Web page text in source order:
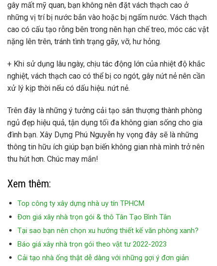
gây mất mỹ quan, bạn không nên đặt vách thạch cao ở
những vị trí bị nước bắn vào hoặc bị ngấm nước. Vách thạch
cao có cấu tạo rỗng bên trong nên hạn chế treo, móc các vật
nặng lên trên, tránh tình trạng gãy, vỡ, hư hỏng.
+ Khi sử dụng lâu ngày, chịu tác động lớn của nhiệt độ khắc
nghiệt, vách thạch cao có thể bị co ngót, gây nứt nẻ nên cần
xử lý kịp thời nếu có dấu hiệu. nứt nẻ.
Trên đây là những ý tưởng cải tạo sân thượng thành phòng
ngủ đẹp hiệu quả, tận dụng tối đa không gian sống cho gia
đình bạn. Xây Dựng Phú Nguyễn hy vọng đây sẽ là những
thông tin hữu ích giúp bạn biến không gian nhà mình trở nên
thu hút hơn. Chúc may mắn!
Xem thêm:
Top công ty xây dựng nhà uy tín TPHCM
Đơn giá xây nhà trọn gói & thô Tân Tạo Bình Tân
Tại sao bạn nên chọn xu hướng thiết kế văn phòng xanh?
Báo giá xây nhà trọn gói theo vật tư 2022-2023
Cải tạo nhà ống thật dễ dàng với những gợi ý đơn giản